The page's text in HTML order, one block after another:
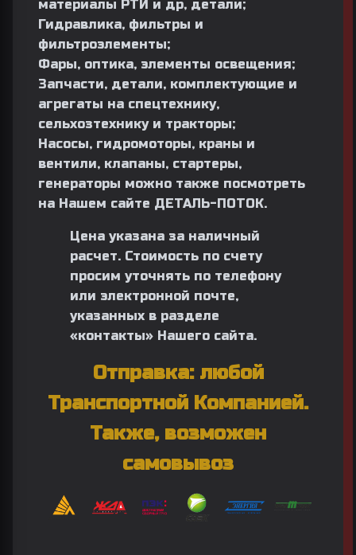
материалы РТИ и др, детали;
Гидравлика, фильтры и
фильтроэлементы;
Фары, оптика, элементы освещения;
Запчасти, детали, комплектующие и
агрегаты на спецтехнику,
сельхозтехнику и тракторы;
Насосы, гидромоторы, краны и
вентили, клапаны, стартеры,
генераторы можно также посмотреть
на Нашем сайте ДЕТАЛЬ-ПОТОК.
Цена указана за наличный
расчет. Стоимость по счету
просим уточнять по телефону
или электронной почте,
указанных в разделе
«контакты» Нашего сайта.
Отправка: любой
Транспортной Компанией.
Также, возможен
самовывоз